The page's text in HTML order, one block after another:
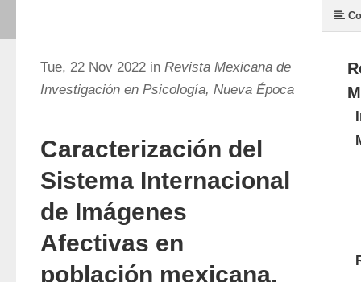
Tue, 22 Nov 2022 in Revista Mexicana de
Investigación en Psicología, Nueva Época
Caracterización del
Sistema Internacional
de Imágenes
Afectivas en
población mexicana.